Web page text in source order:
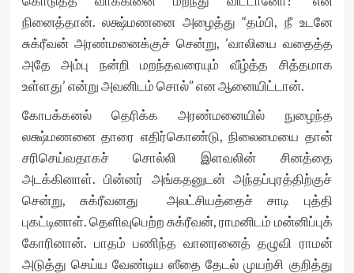
நினைத்தான். லக்ஷ்மணனை அழைத்து “தம்பி, நீ உடனே
சுக்ரீவன் அரண்மனைக்குச் சென்று, ’வாலியை வதைத்த
அதே அம்பு நன்றி மறந்தவரையும் வீழ்த்த சித்தமாக
உள்ளது’ என்று அவனிடம் சொல்” என ஆனையிட்டான்.
கோபக்கனல் தெரிக்க அரண்மனையில் நுழைந்த
லக்ஷ்மணனை தாரை எதிர்கொண்டு, நிலைமையை தான்
சரிசெய்வதாகச் சொல்லி இளவலின் சினத்தை
அடக்கினாள். பின்னர் அங்கதனுடன் அந்தப்புரத்திற்குச்
சென்று, சுக்ரீவனது அலட்சியத்தைச் சாடி புத்தி
புகட்டினாள். தெளிவுபெற்ற சுக்ரீவன், ராமனிடம் மன்னிப்புக்
கோரினான். பாதம் பணிந்த வானரனைத் தழுவி ராமன்
அடுத்து செய்ய வேண்டிய ஸீதை தேடல் முயற்சி குறித்து